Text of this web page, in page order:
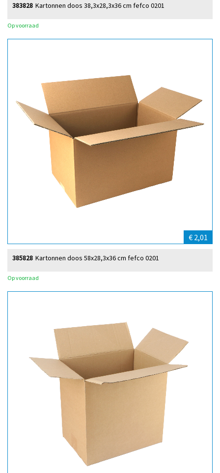
Kartonnen doos 38,3x28,3x36 cm fefco 0201
383828
Op voorraad
€ 2,01
Kartonnen doos 58x28,3x36 cm fefco 0201
385828
Op voorraad